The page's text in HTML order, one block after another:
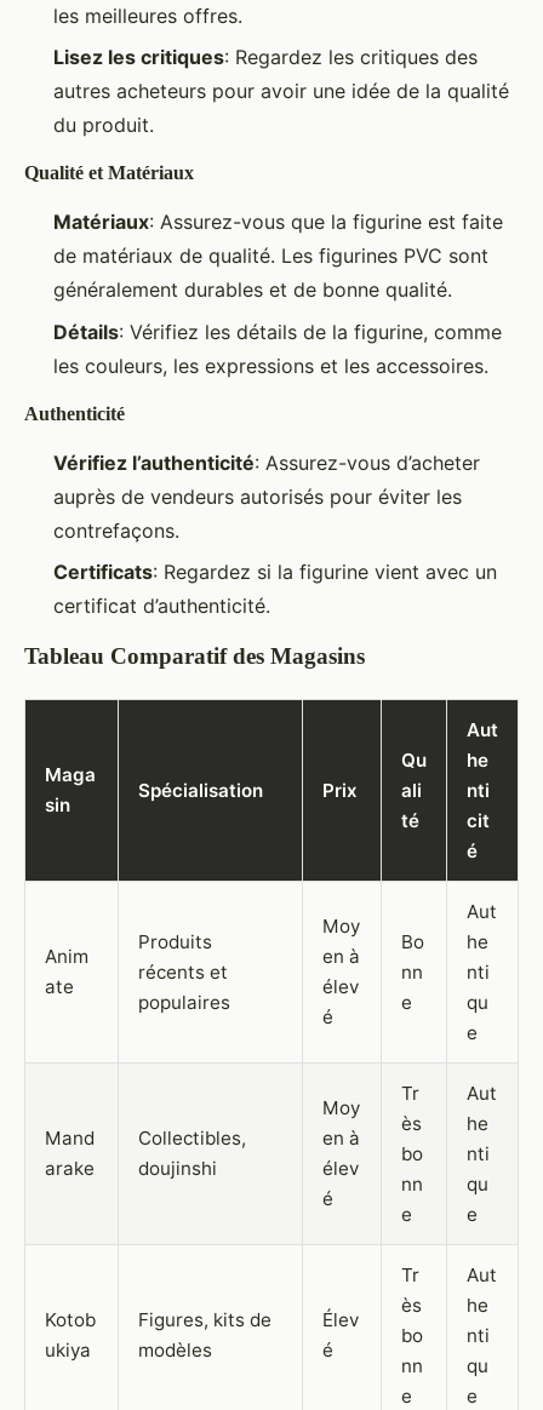
les meilleures offres.
Lisez les critiques: Regardez les critiques des
autres acheteurs pour avoir une idée de la qualité
du produit.
Qualité et Matériaux
Matériaux: Assurez-vous que la figurine est faite
de matériaux de qualité. Les figurines PVC sont
généralement durables et de bonne qualité.
Détails: Vérifiez les détails de la figurine, comme
les couleurs, les expressions et les accessoires.
Authenticité
Vérifiez l’authenticité: Assurez-vous d’acheter
auprès de vendeurs autorisés pour éviter les
contrefaçons.
Certificats: Regardez si la figurine vient avec un
certificat d’authenticité.
Tableau Comparatif des Magasins
Maga
sin
Spécialisation Prix
Qu
ali
té
Aut
he
nti
cit
é
Anim
ate
Produits
récents et
populaires
Moy
en à
élev
é
Bo
nn
e
Aut
he
nti
qu
e
Mand
arake
Collectibles,
doujinshi
Moy
en à
élev
é
Tr
ès
bo
nn
e
Aut
he
nti
qu
e
Kotob
ukiya
Figures, kits de
modèles
Élev
é
Tr
ès
bo
nn
e
Aut
he
nti
qu
e